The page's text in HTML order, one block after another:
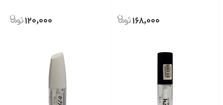
168,000
120,000